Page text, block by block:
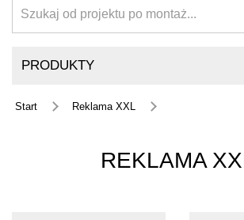
PRODUKTY
Start Reklama XXL
REKLAMA